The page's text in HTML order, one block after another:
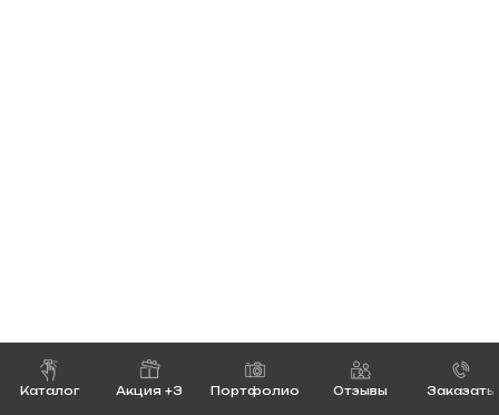
Каталог Акция +3 Портфолио Отзывы Заказать